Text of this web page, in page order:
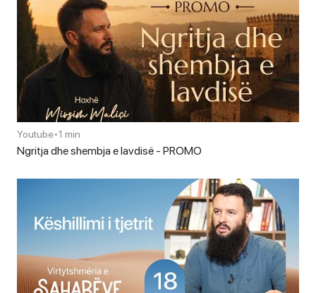
Youtube•1 min
Ngritja dhe shembja e lavdisë - PROMO